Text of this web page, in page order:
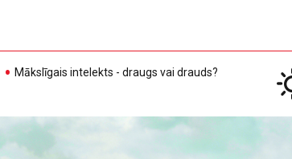
Mākslīgais intelekts - draugs vai drauds?